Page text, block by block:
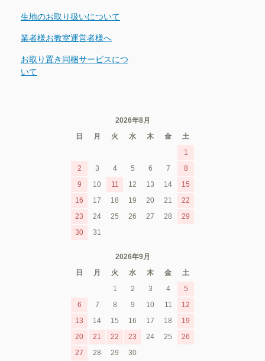
生地のお取り扱いについて
業者様お教室運営者様へ
お取り置き同梱サービスにつ
いて
2026年8月
日
月 火 水 木 金
土
1
2
3 4 5 6 7
8
9
10 11 12 13 14
15
16
17 18 19 20 21
22
23
24 25 26 27 28
29
30
31
2026年9月
日
月 火 水 木 金
土
1
2 3 4
5
6
7 8 9 10 11
12
13
14 15 16 17 18
19
20
21 22 23 24 25
26
27
28 29 30